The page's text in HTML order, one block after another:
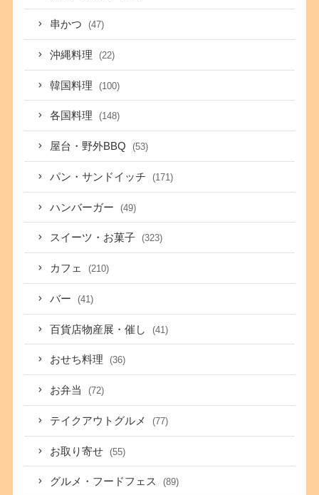
串かつ (47)
沖縄料理 (22)
韓国料理 (100)
各国料理 (148)
屋台・野外BBQ (53)
パン・サンドイッチ (171)
ハンバーガー (49)
スイーツ・お菓子 (323)
カフェ (210)
バー (41)
百貨店物産展・催し (41)
おせち料理 (36)
お弁当 (72)
テイクアウトグルメ (77)
お取り寄せ (55)
グルメ・フードフェス (89)